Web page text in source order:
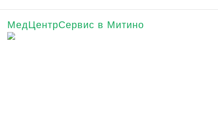
МедЦентрСервис в Митино